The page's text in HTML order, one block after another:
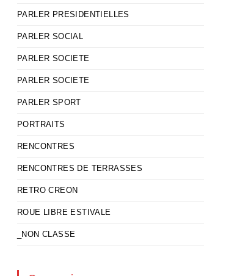
PARLER PRESIDENTIELLES
PARLER SOCIAL
PARLER SOCIETE
PARLER SOCIETE
PARLER SPORT
PORTRAITS
RENCONTRES
RENCONTRES DE TERRASSES
RETRO CREON
ROUE LIBRE ESTIVALE
_NON CLASSE